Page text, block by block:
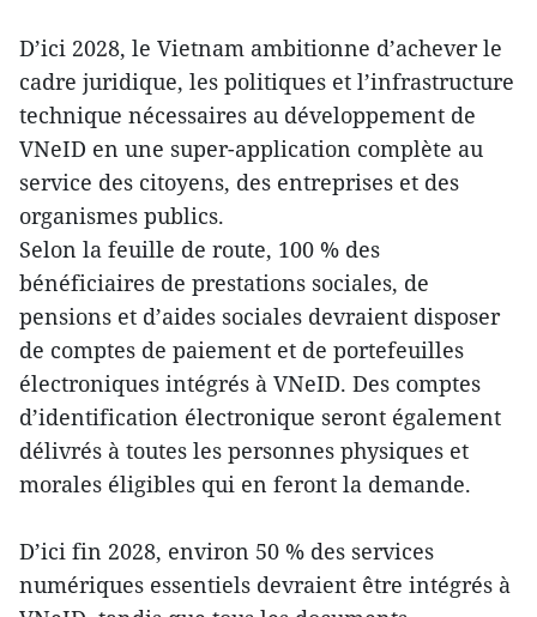
D’ici 2028, le Vietnam ambitionne d’achever le
cadre juridique, les politiques et l’infrastructure
technique nécessaires au développement de
VNeID en une super-application complète au
service des citoyens, des entreprises et des
organismes publics.
Selon la feuille de route, 100 % des
bénéficiaires de prestations sociales, de
pensions et d’aides sociales devraient disposer
de comptes de paiement et de portefeuilles
électroniques intégrés à VNeID. Des comptes
d’identification électronique seront également
délivrés à toutes les personnes physiques et
morales éligibles qui en feront la demande.
D’ici fin 2028, environ 50 % des services
numériques essentiels devraient être intégrés à